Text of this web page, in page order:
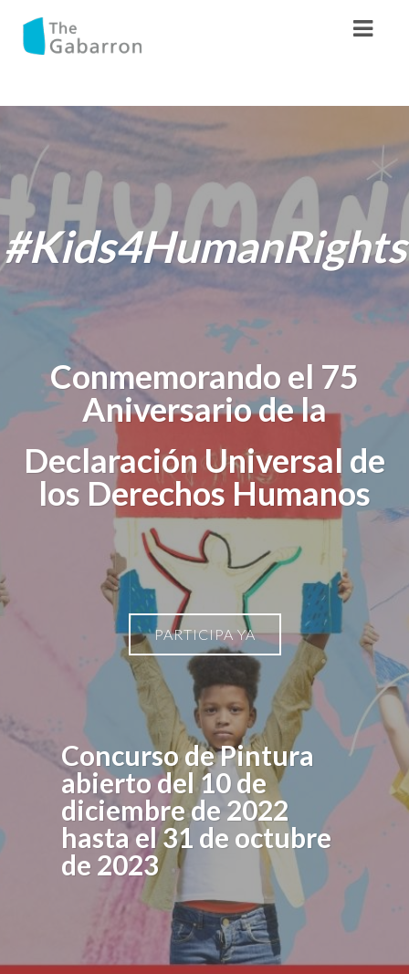
#Kids4HumanRights
Conmemorando el 75
Aniversario de la
Declaración Universal de
los Derechos Humanos
PARTICIPA YA
Concurso de Pintura
abierto del 10 de
diciembre de 2022
hasta el 31 de octubre
de 2023